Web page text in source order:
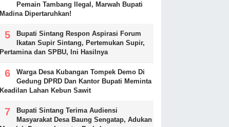
Pemain Tambang Ilegal, Marwah Bupati
Madina Dipertaruhkan!
Bupati Sintang Respon Aspirasi Forum
Ikatan Supir Sintang, Pertemukan Supir,
Pertamina dan SPBU, Ini Hasilnya
Warga Desa Kubangan Tompek Demo Di
Gedung DPRD Dan Kantor Bupati Meminta
Keadilan Lahan Kebun Sawit
Bupati Sintang Terima Audiensi
Masyarakat Desa Baung Sengatap, Adukan